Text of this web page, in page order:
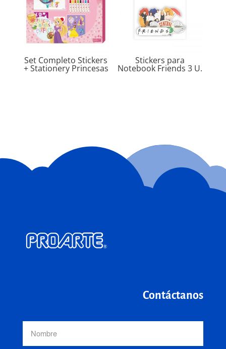
Set Completo Stickers
+ Stationery Princesas
Stickers para
Notebook Friends 3 U.
Contáctanos